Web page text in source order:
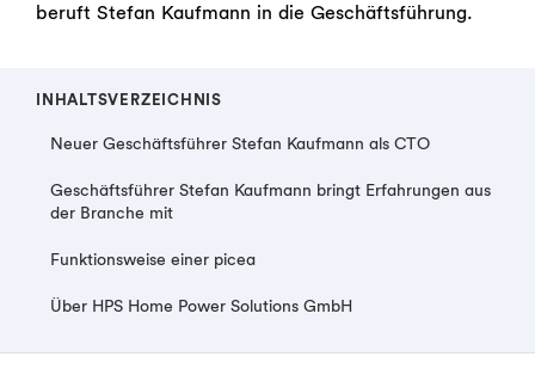
beruft Stefan Kaufmann in die Geschäftsführung.
INHALTSVERZEICHNIS
Neuer Geschäftsführer Stefan Kaufmann als CTO
Geschäftsführer Stefan Kaufmann bringt Erfahrungen aus
der Branche mit
Funktionsweise einer picea
Über HPS Home Power Solutions GmbH